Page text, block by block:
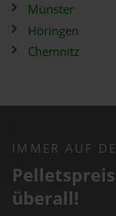
Münster
Höringen
Chemnitz
IMMER AUF
überall!